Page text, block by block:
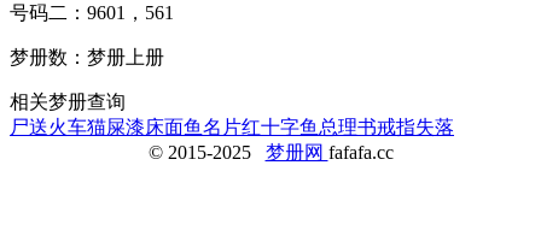
号码二：9601，561
梦册数：梦册上册
相关梦册查询
尸送火车猫屎漆床面鱼名片红十字鱼 总理书戒指失落
© 2015-2025 梦册网 fafafa.cc